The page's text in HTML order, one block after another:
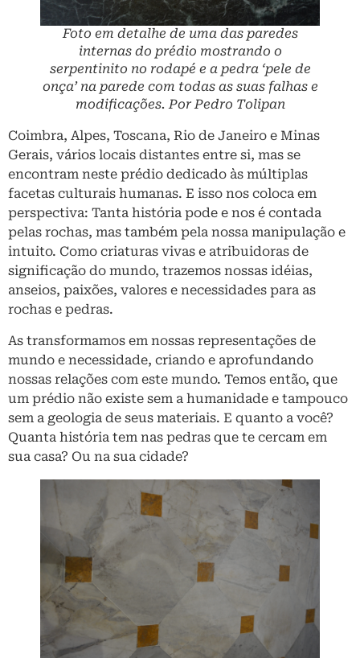
Foto em detalhe de uma das paredes
internas do prédio mostrando o
serpentinito no rodapé e a pedra ‘pele de
onça’ na parede com todas as suas falhas e
modificações. Por Pedro Tolipan
Coimbra, Alpes, Toscana, Rio de Janeiro e Minas
Gerais, vários locais distantes entre si, mas se
encontram neste prédio dedicado às múltiplas
facetas culturais humanas. E isso nos coloca em
perspectiva: Tanta história pode e nos é contada
pelas rochas, mas também pela nossa manipulação e
intuito. Como criaturas vivas e atribuidoras de
significação do mundo, trazemos nossas idéias,
anseios, paixões, valores e necessidades para as
rochas e pedras.
As transformamos em nossas representações de
mundo e necessidade, criando e aprofundando
nossas relações com este mundo. Temos então, que
um prédio não existe sem a humanidade e tampouco
sem a geologia de seus materiais. E quanto a você?
Quanta história tem nas pedras que te cercam em
sua casa? Ou na sua cidade?